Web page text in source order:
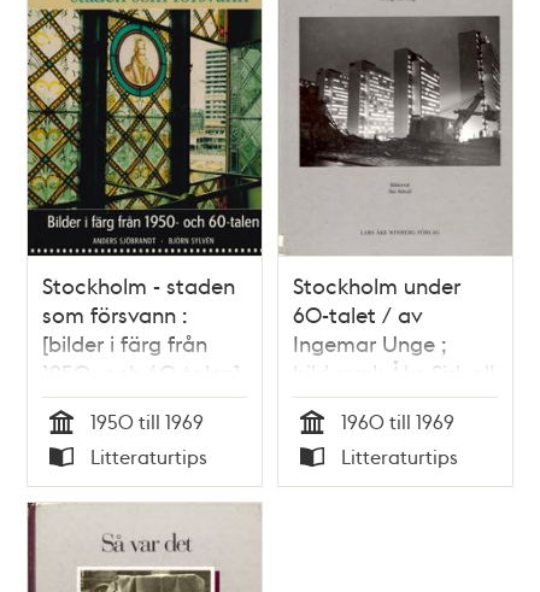
Stockholm - staden
som försvann :
[bilder i färg från
1950- och 60-talen]
/ Anders Sjöbrandt,
Björn Sylvén
Tid
1950 till 1969
Typ
Litteraturtips
Stockholm under
60-talet / av
Ingemar Unge ;
bildurval: Åke Sidvall
Tid
1960 till 1969
Typ
Litteraturtips